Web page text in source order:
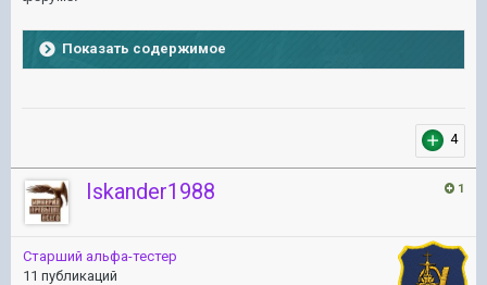
Показать содержимое
4
1
Iskander1988
Старший альфа-тестер
11 публикаций